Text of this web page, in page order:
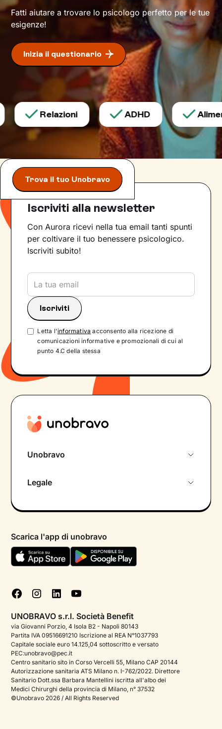
Fatti aiutare a trovare lo psicologo perfetto per le tue
esigenze!
Inizia il questionario
Relazioni ADHD
Trova il tuo Unobravo
Iscriviti alla newsletter
Con Aurora ricevi nella tua email tanti spunti
per coltivare il tuo benessere psicologico.
Iscriviti subito!
Letta l'informativa acconsento alla ricezione di
comunicazioni informative e promozionali di cui al
punto 4.C della stessa
Unobravo
Psicologo in chat
Aiuto urgente
FAQ
Podcast di psicologia
Corporate
Psicologo italiano all'estero
Approfondimenti sulla salute mentale
Sala stampa
Legale
Termini e condizioni
Informativa Privacy
Cookie policy
Gestisci cookie
Scarica l'app di unobravo
UNOBRAVO s.r.l. Società Benefit
via Giovanni Porzio, 4 Isola B2 - Napoli 80143
Partita IVA 09516691210 Iscrizione al REA N°1037793
Capitale sociale euro 14.125,04 sottoscritto e versato
PEC:unobravo@pec.it
Centro sanitario sito in Corso Vercelli 55, Milano CAP 20144
Autorizzazione sanitaria ATS Milano n. I-762/2022. Direttore
Sanitario Dott.ssa Barbara Mantellini iscritta all'albo dei
Medici Chirurghi della provincia di Milano, n° 37532
©Unobravo 2026 / All Rights Reserved